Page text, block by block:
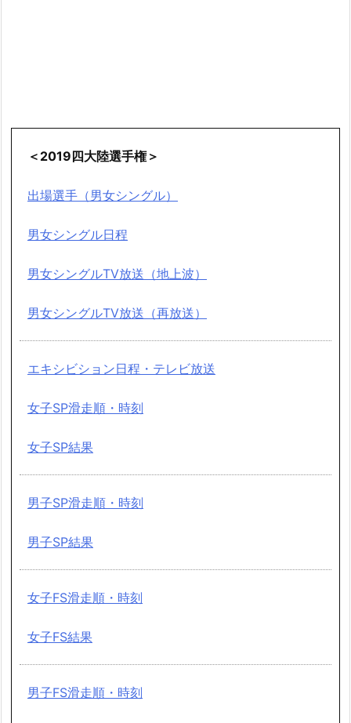
＜2019四大陸選手権＞
出場選手（男女シングル）
男女シングル日程
男女シングルTV放送（地上波）
男女シングルTV放送（再放送）
エキシビション日程・テレビ放送
女子SP滑走順・時刻
女子SP結果
男子SP滑走順・時刻
男子SP結果
女子FS滑走順・時刻
女子FS結果
男子FS滑走順・時刻